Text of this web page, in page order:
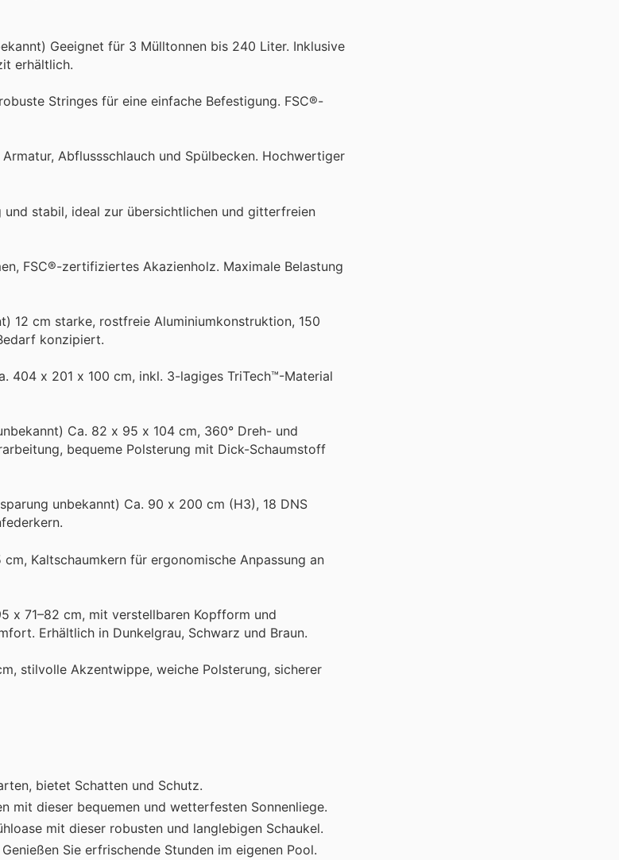
Geeignet für 3 Mülltonnen bis 240 Liter. Inklusive
erhältlich.
Stringes für eine einfache Befestigung. FSC®-
Abflussschlauch und Spülbecken. Hochwertiger
stabil, ideal zur übersichtlichen und gitterfreien
FSC®-zertifiziertes Akazienholz. Maximale Belastung
12 cm starke, rostfreie Aluminiumkonstruktion, 150
konzipiert.
404 x 201 x 100 cm, inkl. 3-lagiges TriTech™-Material
Ca. 82 x 95 x 104 cm, 360° Dreh- und
bequeme Polsterung mit Dick-Schaumstoff
unbekannt) Ca. 90 x 200 cm (H3), 18 DNS
Kaltschaumkern für ergonomische Anpassung an
x 71–82 cm, mit verstellbaren Kopfform und
Erhältlich in Dunkelgrau, Schwarz und Braun.
stilvolle Akzentwippe, weiche Polsterung, sicherer
bietet Schatten und Schutz.
mit dieser bequemen und wetterfesten Sonnenliege.
mit dieser robusten und langlebigen Schaukel.
Sie erfrischende Stunden im eigenen Pool.